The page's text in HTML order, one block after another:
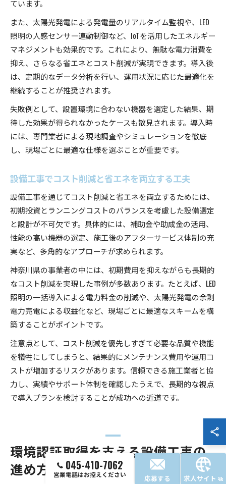
ています。
また、太陽光発電による発電量のリアルタイム監視や、LED
照明の人感センサー連動制御など、IoTを活用したエネルギー
マネジメントも効果的です。これにより、無駄な電力消費を
抑え、さらなる省エネとコスト削減が実現できます。導入後
は、定期的なデータ分析を行い、運用状況に応じた最適化を
継続することが推奨されます。
失敗例として、設置環境に合わない機器を選定した結果、期
待した効果が得られなかったケースも散見されます。導入時
には、専門業者による現地調査やシミュレーションを徹底
し、現場ごとに最適な仕様を選ぶことが重要です。
設備工事でコスト削減と省エネを両立する工夫
設備工事を通じてコスト削減と省エネを両立するためには、
初期投資とランニングコストのバランスを考慮した設備選定
と設計が不可欠です。具体的には、補助金や助成金の活用、
性能の高い機器の選定、施工後のアフターサービス体制の充
実など、多角的なアプローチが求められます。
神奈川県の事業者の中には、初期費用を抑えながらも長期的
なコスト削減を実現した事例が多数あります。たとえば、LED
照明の一括導入による電力料金の削減や、太陽光発電の余剰
電力売電による収益化など、現場ごとに最適なスキームを構
築することがポイントです。
注意点として、コスト削減を優先しすぎて必要な品質や機能
を犠牲にしてしまうと、結果的にメンテナンス費用や運用コ
ストが増加するリスクがあります。信頼できる施工業者と協
力し、実績やサポート体制を確認したうえで、長期的な視点
で導入プランを検討することが成功への近道です。
環境認証取得を支える設備工事の
進め方
045-410-7062
営業電話はお控えください 応募する 求人サイト